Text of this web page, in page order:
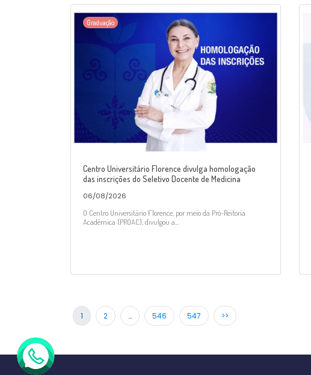
Graduação
Centro Universitário Florence divulga homologação
das inscrições do Seletivo Docente de Medicina
06/08/2026
O Centro Universitário Florence, por meio da Pró-Reitoria
Acadêmica (PROAC), divulgou a...
1 2 … 546 547 >>